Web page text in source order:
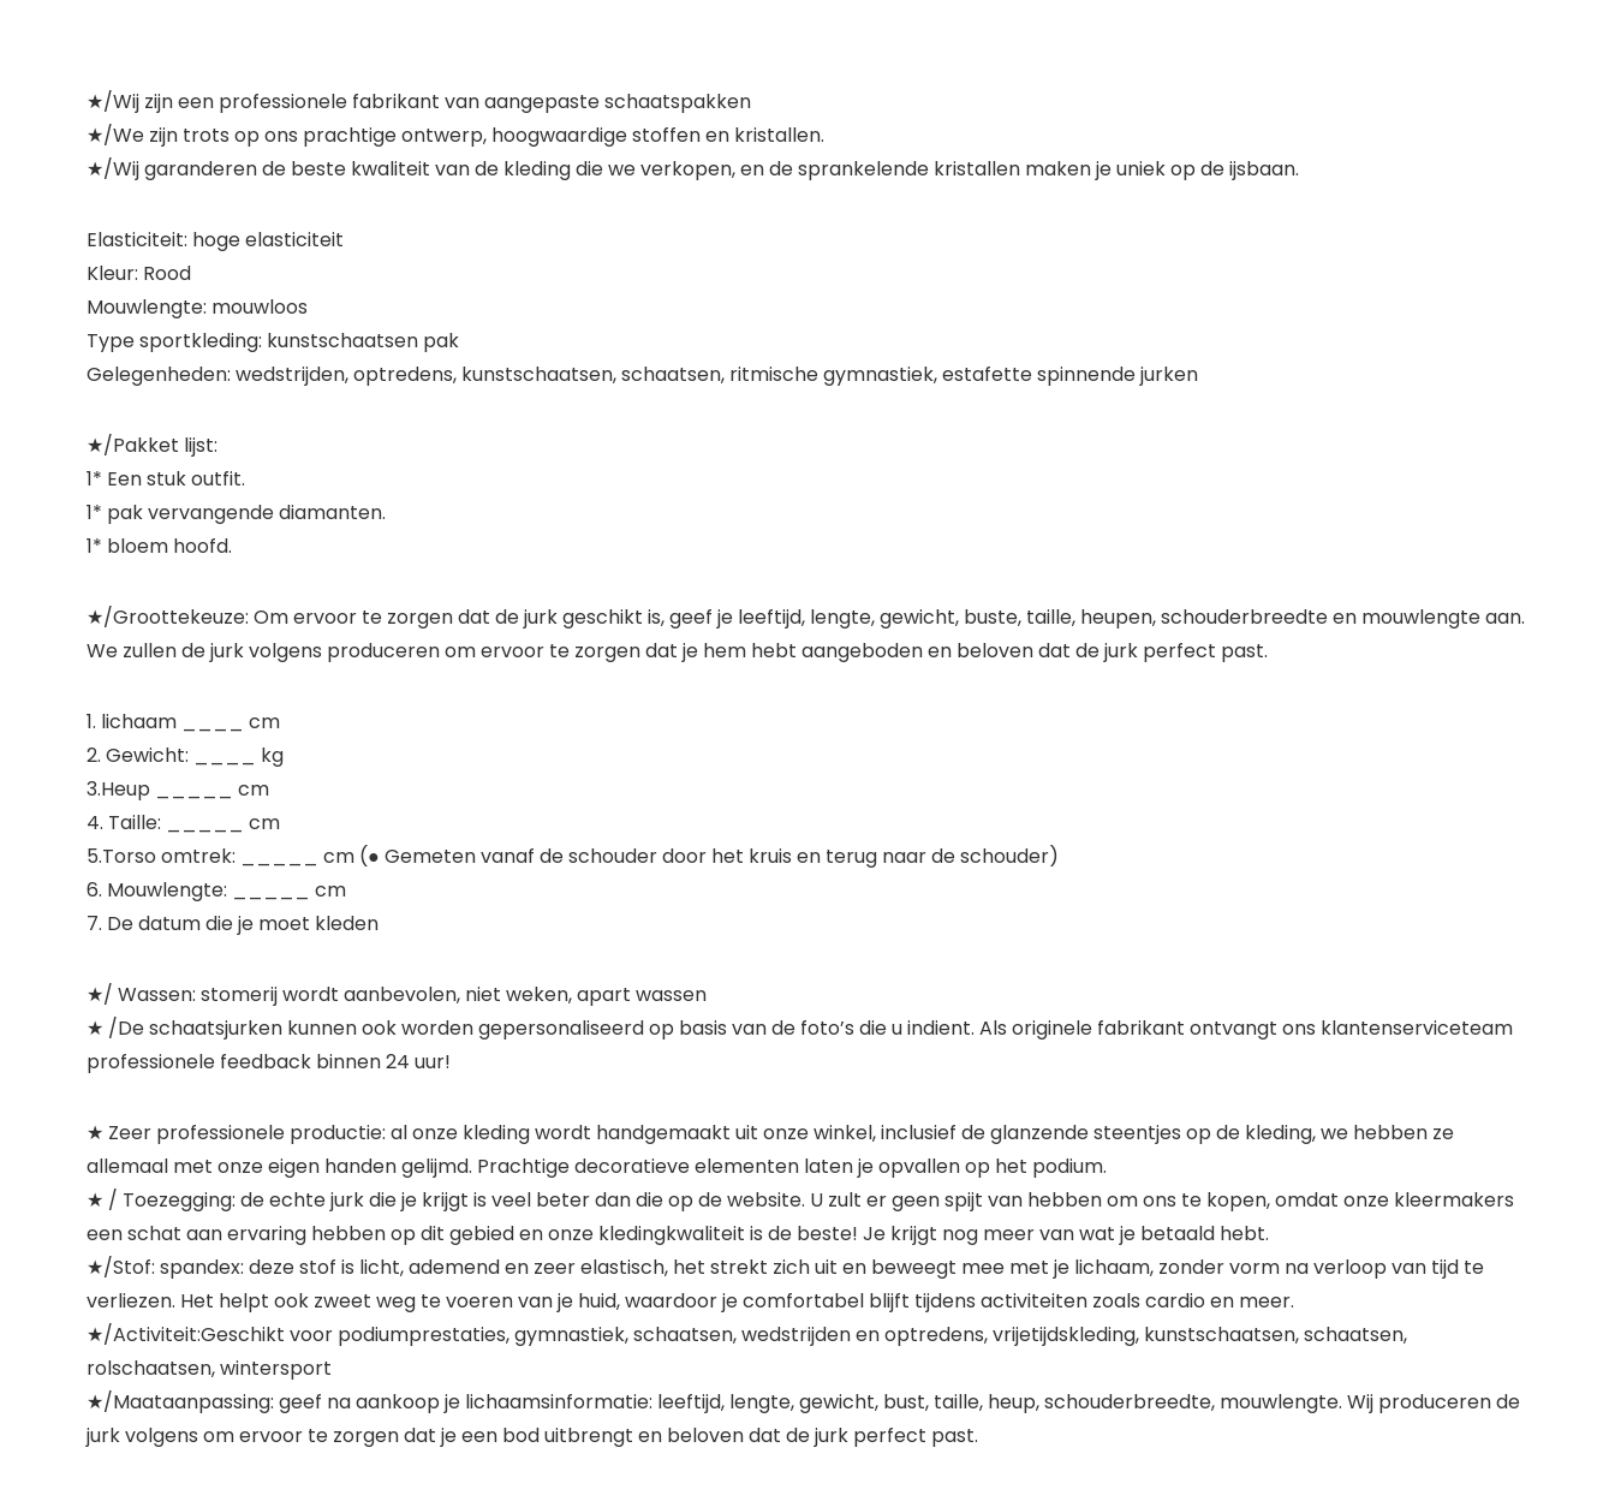
★/Wij zijn een professionele fabrikant van aangepaste schaatspakken
★/We zijn trots op ons prachtige ontwerp, hoogwaardige stoffen en kristallen.
★/Wij garanderen de beste kwaliteit van de kleding die we verkopen, en de sprankelende kristallen maken je uniek op de ijsbaan.
Elasticiteit: hoge elasticiteit
Kleur: Rood
Mouwlengte: mouwloos
Type sportkleding: kunstschaatsen pak
Gelegenheden: wedstrijden, optredens, kunstschaatsen, schaatsen, ritmische gymnastiek, estafette spinnende jurken
★/Pakket lijst:
1* Een stuk outfit.
1* pak vervangende diamanten.
1* bloem hoofd.
★/Groottekeuze: Om ervoor te zorgen dat de jurk geschikt is, geef je leeftijd, lengte, gewicht, buste, taille, heupen, schouderbreedte en mouwlengte aan.
We zullen de jurk volgens produceren om ervoor te zorgen dat je hem hebt aangeboden en beloven dat de jurk perfect past.
1. lichaam ____ cm
2. Gewicht: ____ kg
3.Heup _____ cm
4. Taille: _____ cm
5.Torso omtrek: _____ cm (● Gemeten vanaf de schouder door het kruis en terug naar de schouder)
6. Mouwlengte: _____ cm
7. De datum die je moet kleden
★/ Wassen: stomerij wordt aanbevolen, niet weken, apart wassen
★ /De schaatsjurken kunnen ook worden gepersonaliseerd op basis van de foto’s die u indient. Als originele fabrikant ontvangt ons klantenserviceteam
professionele feedback binnen 24 uur!
★ Zeer professionele productie: al onze kleding wordt handgemaakt uit onze winkel, inclusief de glanzende steentjes op de kleding, we hebben ze
allemaal met onze eigen handen gelijmd. Prachtige decoratieve elementen laten je opvallen op het podium.
★ / Toezegging: de echte jurk die je krijgt is veel beter dan die op de website. U zult er geen spijt van hebben om ons te kopen, omdat onze kleermakers
een schat aan ervaring hebben op dit gebied en onze kledingkwaliteit is de beste! Je krijgt nog meer van wat je betaald hebt.
★/Stof: spandex: deze stof is licht, ademend en zeer elastisch, het strekt zich uit en beweegt mee met je lichaam, zonder vorm na verloop van tijd te
verliezen. Het helpt ook zweet weg te voeren van je huid, waardoor je comfortabel blijft tijdens activiteiten zoals cardio en meer.
★/Activiteit:Geschikt voor podiumprestaties, gymnastiek, schaatsen, wedstrijden en optredens, vrijetijdskleding, kunstschaatsen, schaatsen,
rolschaatsen, wintersport
★/Maataanpassing: geef na aankoop je lichaamsinformatie: leeftijd, lengte, gewicht, bust, taille, heup, schouderbreedte, mouwlengte. Wij produceren de
jurk volgens om ervoor te zorgen dat je een bod uitbrengt en beloven dat de jurk perfect past.